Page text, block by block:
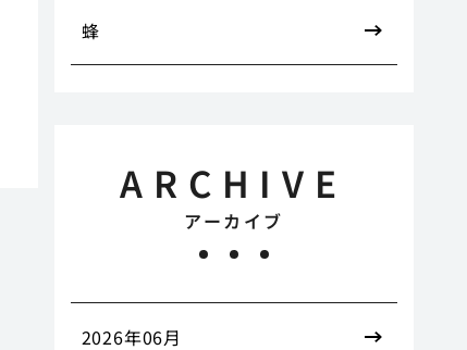
蜂
ARCHIVE
アーカイブ
2026年06月